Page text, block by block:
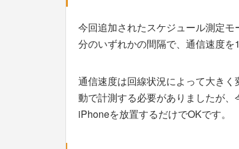
今回追加されたスケジュール測定
分のいずれかの間隔で、通信速度を
通信速度は回線状況によって大き
動で計測する必要がありましたが
iPhoneを放置するだけでOKです。